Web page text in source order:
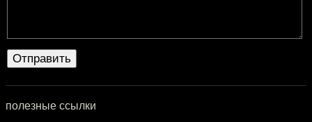
полезные ссылки